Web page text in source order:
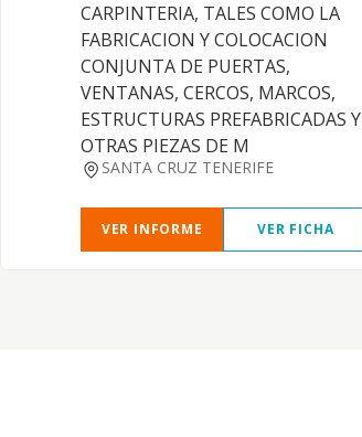
CARPINTERIA, TALES COMO LA
FABRICACION Y COLOCACION
CONJUNTA DE PUERTAS,
VENTANAS, CERCOS, MARCOS,
ESTRUCTURAS PREFABRICADAS Y
OTRAS PIEZAS DE M
SANTA CRUZ TENERIFE
VER INFORME VER FICHA